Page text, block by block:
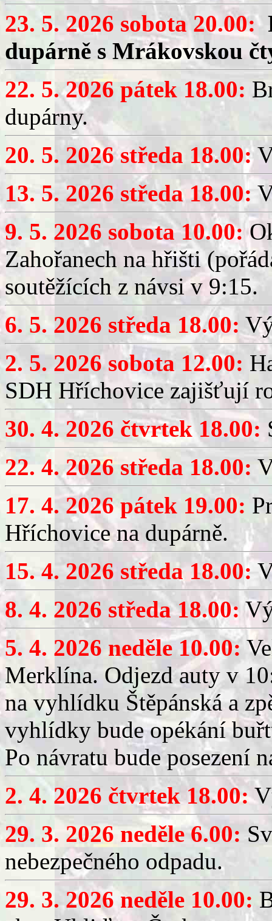
23. 5. 2026 sobota 20.00:
dupárně s Mrákovskou
22. 5. 2026 pátek 18.00:
dupárny.
20. 5. 2026 středa 18.00:
13. 5. 2026 středa 18.00:
9. 5. 2026 sobota 10.00:
Zahořanech na hřišti
soutěžících z návsi v 9:15.
6. 5. 2026 středa 18.00:
2. 5. 2026 sobota 12.00:
SDH Hříchovice zajišťují
30. 4. 2026 čtvrtek 18.00:
22. 4. 2026 středa 18.00:
17. 4. 2026 pátek 19.00:
Hříchovice na dupárně.
15. 4. 2026 středa 18.00:
8. 4. 2026 středa 18.00:
5. 4. 2026 neděle 10.00:
Merklína. Odjezd auty v
na vyhlídku Štěpánská a
vyhlídky bude opékání
Po návratu bude posezení
2. 4. 2026 čtvrtek 18.00:
29. 3. 2026 neděle 6.00:
nebezpečného odpadu.
29. 3. 2026 neděle 10.00: